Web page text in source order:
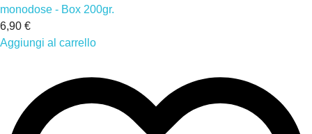
monodose - Box 200gr.
6,90 €
Aggiungi al carrello